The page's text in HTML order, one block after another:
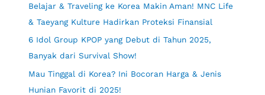
Belajar & Traveling ke Korea Makin Aman! MNC Life
& Taeyang Kulture Hadirkan Proteksi Finansial
6 Idol Group KPOP yang Debut di Tahun 2025,
Banyak dari Survival Show!
Mau Tinggal di Korea? Ini Bocoran Harga & Jenis
Hunian Favorit di 2025!